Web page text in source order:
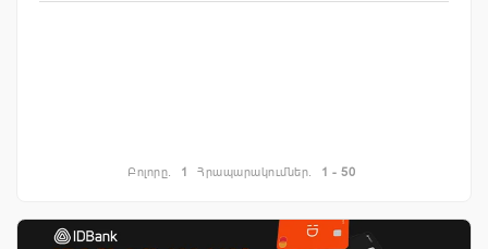
Բոլորը. 1 Հրապարակումներ. 1 - 50